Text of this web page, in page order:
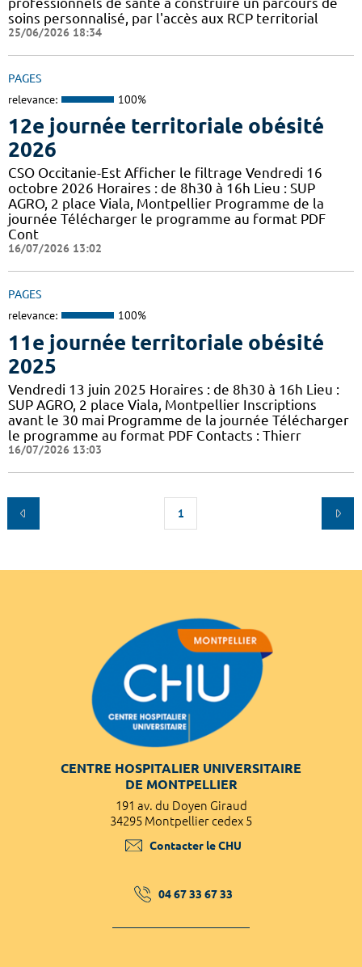
soins personnalisé, par l'accès aux RCP territorial
25/06/2026 18:34
PAGES
relevance: 100%
12e journée territoriale obésité
2026
CSO Occitanie-Est Afficher le filtrage Vendredi 16
octobre 2026 Horaires : de 8h30 à 16h Lieu : SUP
AGRO, 2 place Viala, Montpellier Programme de la
journée Télécharger le programme au format PDF
Cont
16/07/2026 13:02
PAGES
relevance: 100%
11e journée territoriale obésité
2025
Vendredi 13 juin 2025 Horaires : de 8h30 à 16h Lieu :
SUP AGRO, 2 place Viala, Montpellier Inscriptions
avant le 30 mai Programme de la journée Télécharger
le programme au format PDF Contacts : Thierr
16/07/2026 13:03
1
CENTRE HOSPITALIER UNIVERSITAIRE
DE MONTPELLIER
191 av. du Doyen Giraud
34295 Montpellier cedex 5
Contacter le CHU
04 67 33 67 33